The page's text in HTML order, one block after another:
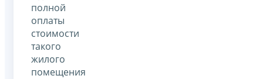
полной
оплаты
стоимости
такого
жилого
помещения